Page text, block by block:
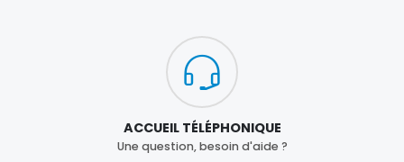
ACCUEIL TÉLÉPHONIQUE
Une question, besoin d'aide ?